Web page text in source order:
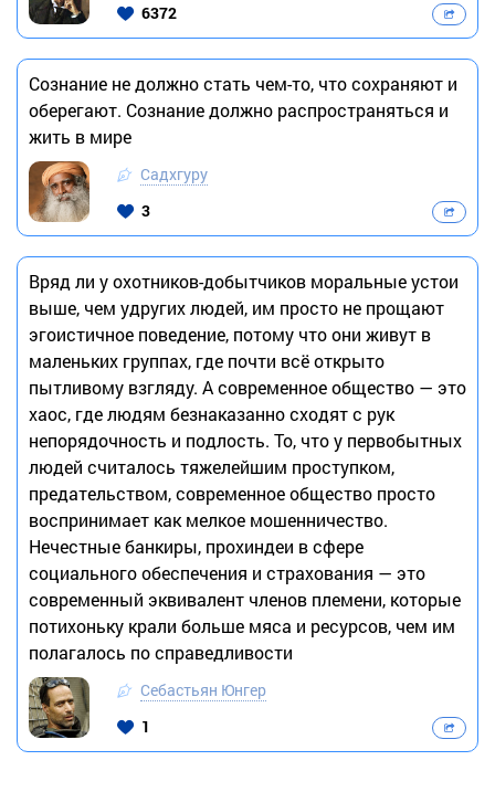
6372
Сознание не должно стать чем-то, что сохраняют и
оберегают. Сознание должно распространяться и
жить в мире
Садхгуру
3
Вряд ли у охотников-добытчиков моральные устои
выше, чем удругих людей, им просто не прощают
эгоистичное поведение, потому что они живут в
маленьких группах, где почти всё открыто
пытливому взгляду. А современное общество — это
хаос, где людям безнаказанно сходят с рук
непорядочность и подлость. То, что у первобытных
людей считалось тяжелейшим проступком,
предательством, современное общество просто
воспринимает как мелкое мошенничество.
Нечестные банкиры, прохиндеи в сфере
социального обеспечения и страхования — это
современный эквивалент членов племени, которые
потихоньку крали больше мяса и ресурсов, чем им
полагалось по справедливости
Себастьян Юнгер
1